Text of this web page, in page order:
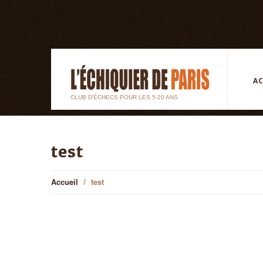
CLUB D'ÉCHECS POUR LES 5-20 ANS
test
Accueil test